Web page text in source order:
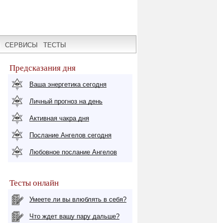
СЕРВИСЫ ТЕСТЫ
Предсказания дня
Ваша энергетика сегодня
Личный прогноз на день
Активная чакра дня
Послание Ангелов сегодня
Любовное послание Ангелов
Тесты онлайн
Умеете ли вы влюблять в себя?
Что ждет вашу пару дальше?